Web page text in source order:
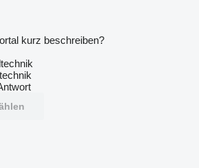
kurz beschreiben?